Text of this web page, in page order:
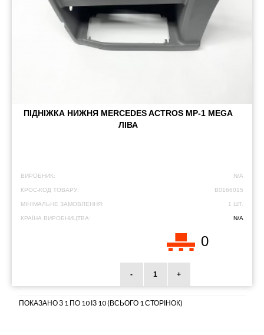
ПІДНІЖКА НИЖНЯ MERCEDES ACTROS MP-1 MEGA
ЛІВА
ВИРОБНИК: N/A
КРОС-КОД ТОВАРУ: B0166015
МІНІМАЛЬНЕ ЗАМОВЛЕННЯ: 1 ШТ.
КРАЇНА ВИРОБНИЦТВА: N/A
0
- +
ПОКАЗАНО З 1 ПО 10 ІЗ 10 (ВСЬОГО 1 СТОРІНОК)